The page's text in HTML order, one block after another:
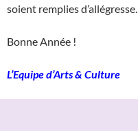
soient remplies d’allégresse.
Bonne Année !
L’Equipe d’Arts & Culture